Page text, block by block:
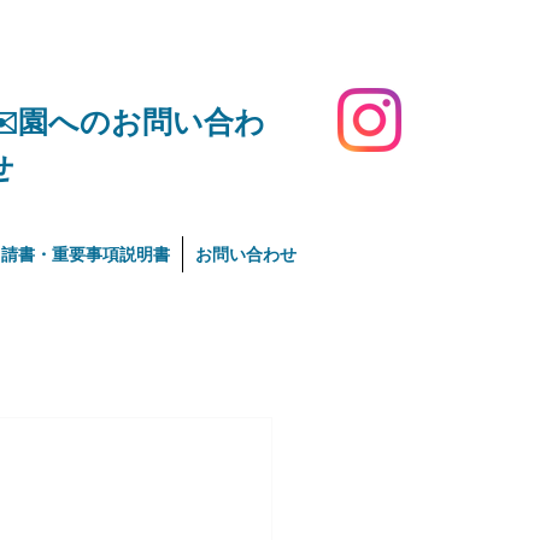
へのお問い合わ
書・重要事項説明書 お問い合わせ